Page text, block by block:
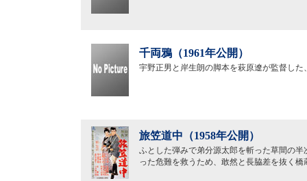
千両鴉（1961年公開）
宇野正男と岸生朗の脚本を萩原遼が監督し
旅笠道中（1958年公開）
ふとした弾みで弟分源太郎を斬った草間の
った危難を救うため、敢然と長脇差を抜く橋